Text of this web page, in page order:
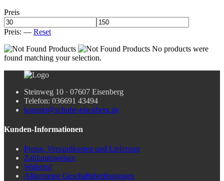
Preis
Preis: — Reset
No products were
found matching your selection.
Steinweg 10 · 07607 Eisenberg
Telefon: 036691 43494
kontakt@schuhe-eisenberg.de
Kunden-Informationen
Preise, Versandkosten und Lieferung
Zahlungsweisen
Widerruf
Allgemeine Geschäftsbedingungen